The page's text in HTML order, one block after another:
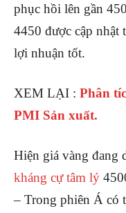
phục hồi lên gần
4450 được cập nhật
lợi nhuận tốt.
XEM LẠI : Phân
PMI Sản xuất.
Hiện giá vàng đang
kháng cự tâm lý
– Trong phiên Á có